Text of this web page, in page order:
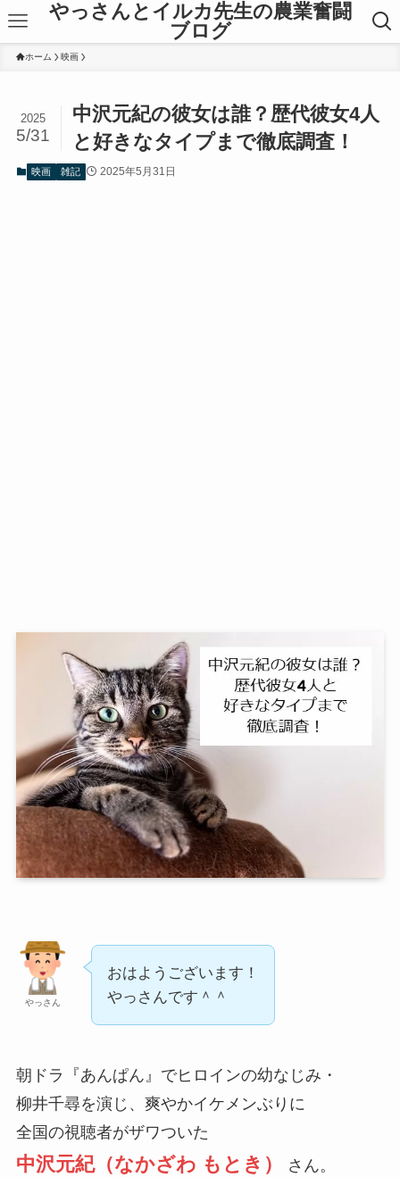
やっさんとイルカ先生の農業奮闘
ブログ
ホーム 映画
中沢元紀の彼女は誰？歴代彼女4人
と好きなタイプまで徹底調査！
2025
5/31
映画 雑記 2025年5月31日
やっさん
おはようございます！
やっさんです＾＾
朝ドラ『あんぱん』でヒロインの幼なじみ・
柳井千尋を演じ、爽やかイケメンぶりに
全国の視聴者がザワついた
中沢元紀（なかざわ もとき） さん。